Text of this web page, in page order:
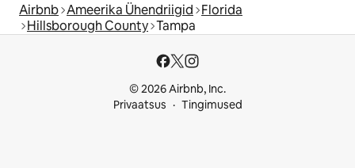
Airbnb Ameerika Ühendriigid Florida
Hillsborough County Tampa
© 2026 Airbnb, Inc.
Privaatsus
Tingimused